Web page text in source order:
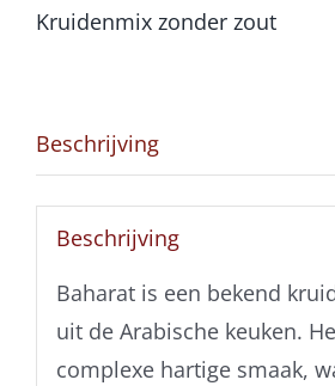
Kruidenmix zonder zout
Beschrijving
Beschrijving
Baharat is een bekend
uit de Arabische keuken.
complexe hartige smaak,